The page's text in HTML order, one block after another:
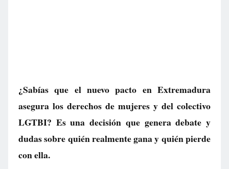
¿Sabías que el nuevo pacto en Extremadura
asegura los derechos de mujeres y del colectivo
LGTBI? Es una decisión que genera debate y
dudas sobre quién realmente gana y quién pierde
con ella.